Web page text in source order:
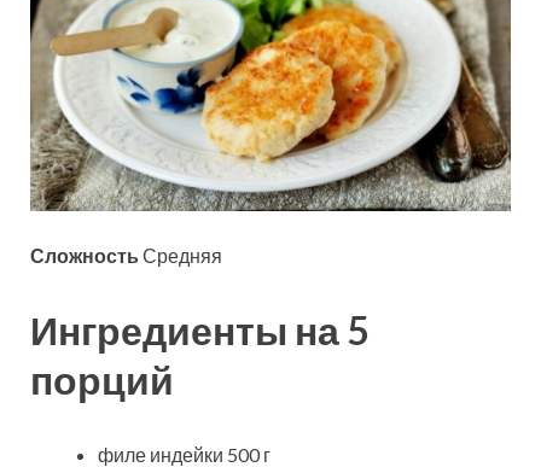
Сложность Средняя
Ингредиенты на 5
порций
филе индейки 500 г